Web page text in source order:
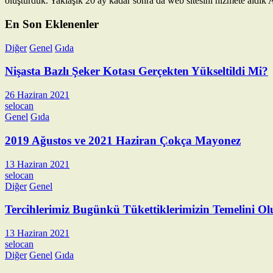
En Son Eklenenler
Diğer Genel Gıda
Nişasta Bazlı Şeker Kotası Gerçekten Yükseltildi Mi?
26 Haziran 2021
selocan
Genel Gıda
2019 Ağustos ve 2021 Haziran Çokça Mayonez
13 Haziran 2021
selocan
Diğer Genel
Tercihlerimiz Bugünkü Tükettiklerimizin Temelini
13 Haziran 2021
selocan
Diğer Genel Gıda